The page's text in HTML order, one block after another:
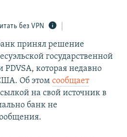
11 ИСТОРИЙ СОПРОТИВЛЕНИЯ
без VPN
принял решение
государственной
которая недавно
Об этом сообщает
на свой источник в
банк не